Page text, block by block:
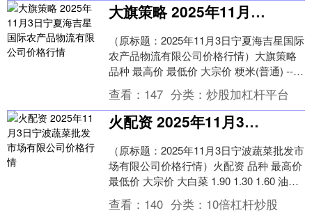
大旗策略 2025年11月3日宁夏海吉星国际农产品物流有限公司价格行情
（原标题：2025年11月3日宁夏海吉星国际
农产品物流有限公司价格行情）大旗策略
品种 最高价 最低价 大宗价 粳米(普通) -- --
4.20 大白菜 --....
查看： 147 分类： 炒股加杠杆平台
火配资 2025年11月3日宁波蔬菜批发市场有限公司价格行情
（原标题：2025年11月3日宁波蔬菜批发市
场有限公司价格行情）火配资 品种 最高价
最低价 大宗价 大白菜 1.90 1.30 1.60 油菜
6.10 4.....
查看： 140 分类： 10倍杠杆炒股